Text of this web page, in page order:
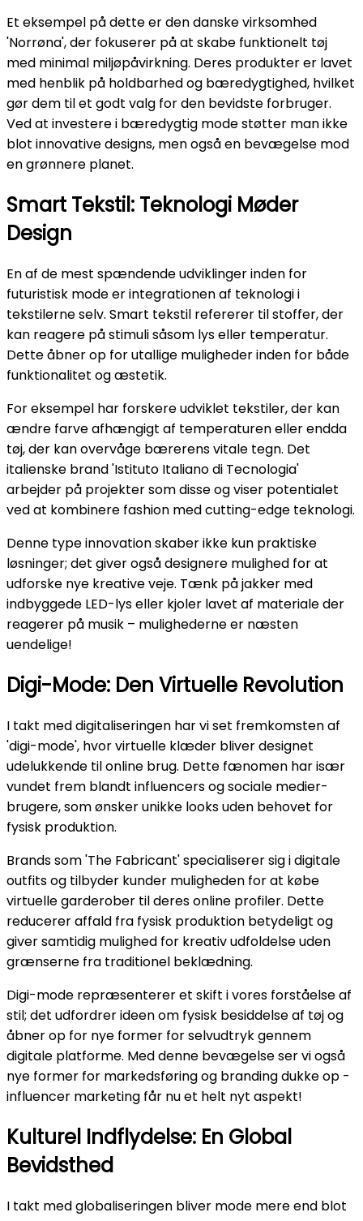
Et eksempel på dette er den danske virksomhed
'Norrøna', der fokuserer på at skabe funktionelt tøj
med minimal miljøpåvirkning. Deres produkter er lavet
med henblik på holdbarhed og bæredygtighed, hvilket
gør dem til et godt valg for den bevidste forbruger.
Ved at investere i bæredygtig mode støtter man ikke
blot innovative designs, men også en bevægelse mod
en grønnere planet.
Smart Tekstil: Teknologi Møder
Design
En af de mest spændende udviklinger inden for
futuristisk mode er integrationen af teknologi i
tekstilerne selv. Smart tekstil refererer til stoffer, der
kan reagere på stimuli såsom lys eller temperatur.
Dette åbner op for utallige muligheder inden for både
funktionalitet og æstetik.
For eksempel har forskere udviklet tekstiler, der kan
ændre farve afhængigt af temperaturen eller endda
tøj, der kan overvåge bærerens vitale tegn. Det
italienske brand 'Istituto Italiano di Tecnologia'
arbejder på projekter som disse og viser potentialet
ved at kombinere fashion med cutting-edge teknologi.
Denne type innovation skaber ikke kun praktiske
løsninger; det giver også designere mulighed for at
udforske nye kreative veje. Tænk på jakker med
indbyggede LED-lys eller kjoler lavet af materiale der
reagerer på musik – mulighederne er næsten
uendelige!
Digi-Mode: Den Virtuelle Revolution
I takt med digitaliseringen har vi set fremkomsten af
'digi-mode', hvor virtuelle klæder bliver designet
udelukkende til online brug. Dette fænomen har især
vundet frem blandt influencers og sociale medier-
brugere, som ønsker unikke looks uden behovet for
fysisk produktion.
Brands som 'The Fabricant' specialiserer sig i digitale
outfits og tilbyder kunder muligheden for at købe
virtuelle garderober til deres online profiler. Dette
reducerer affald fra fysisk produktion betydeligt og
giver samtidig mulighed for kreativ udfoldelse uden
grænserne fra traditionel beklædning.
Digi-mode repræsenterer et skift i vores forståelse af
stil; det udfordrer ideen om fysisk besiddelse af tøj og
åbner op for nye former for selvudtryk gennem
digitale platforme. Med denne bevægelse ser vi også
nye former for markedsføring og branding dukke op -
influencer marketing får nu et helt nyt aspekt!
Kulturel Indflydelse: En Global
Bevidsthed
I takt med globaliseringen bliver mode mere end blot